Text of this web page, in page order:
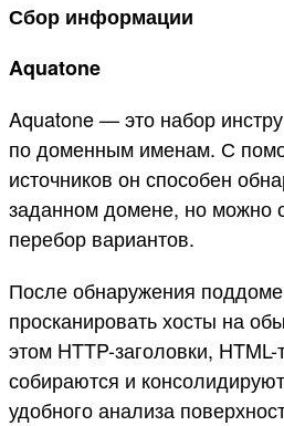
Сбор информации
Aquatone
Aquatone — это набор
по доменным именам. С
источников он способен
заданном домене, но можно
перебор вариантов.
После обнаружения
просканировать хосты на
этом HTTP-заголовки,
собираются и
удобного анализа